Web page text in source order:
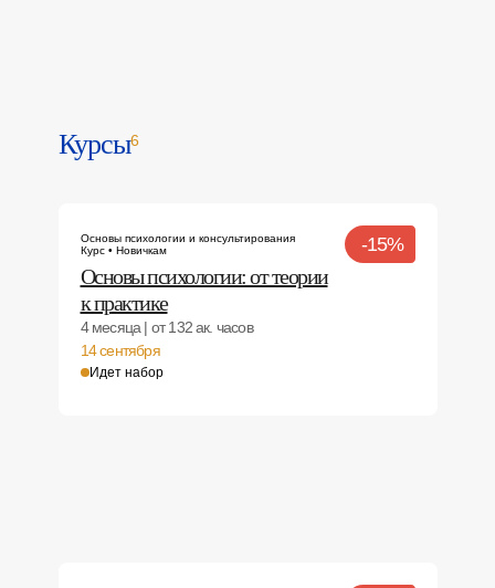
Курсы6
Основы психологии и консультирования
Курс • Новичкам
-15%
Основы психологии: от теории
к практике
4 месяца | от 132 ак. часов
14 сентября
Идет набор